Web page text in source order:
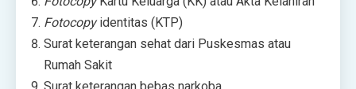
Fotocopyidentitas (KTP)
Surat keterangan sehat dari Puskesmas atau
Rumah Sakit